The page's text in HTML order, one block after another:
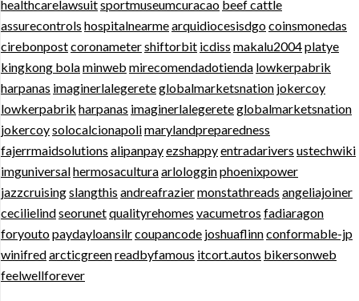
healthcarelawsuitsportmuseumcuracao beef cattle
assurecontrols hospitalnearmearquidiocesisdgocoinsmonedas
cirebonpostcoronametershiftorbit icdiss makalu2004platye
kingkong bolaminweb mirecomendadotienda lowkerpabrik
harpanas imaginerlalegereteglobalmarketsnation jokercoy
lowkerpabrik harpanas imaginerlalegereteglobalmarketsnation
jokercoysolocalcionapolimarylandpreparedness
fajerrmaidsolutions alipanpayezshappyentradarivers ustechwiki
imguniversalhermosaculturaarlologginphoenixpower
jazzcruisingslangthis andreafraziermonstathreads angeliajoiner
cecilielindseorunetqualityrehomes vacumetros fadiaragon
foryoutopaydayloansilrcoupancode joshuaflinnconformable-jp
winifredarcticgreenreadbyfamous itcort.autos bikersonweb
feelwellforever